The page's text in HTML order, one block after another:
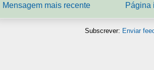
Mensagem mais recente Página
Subscrever: Enviar